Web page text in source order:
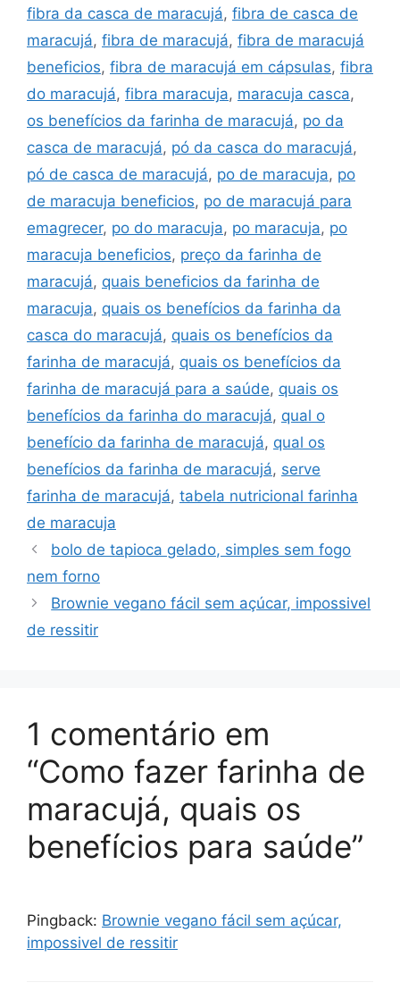
fibra da casca de maracujá, fibra de casca de
maracujá, fibra de maracujá, fibra de maracujá
beneficios, fibra de maracujá em cápsulas, fibra
do maracujá, fibra maracuja, maracuja casca,
os benefícios da farinha de maracujá, po da
casca de maracujá, pó da casca do maracujá,
pó de casca de maracujá, po de maracuja, po
de maracuja beneficios, po de maracujá para
emagrecer, po do maracuja, po maracuja, po
maracuja beneficios, preço da farinha de
maracujá, quais beneficios da farinha de
maracuja, quais os benefícios da farinha da
casca do maracujá, quais os benefícios da
farinha de maracujá, quais os benefícios da
farinha de maracujá para a saúde, quais os
benefícios da farinha do maracujá, qual o
benefício da farinha de maracujá, qual os
benefícios da farinha de maracujá, serve
farinha de maracujá, tabela nutricional farinha
de maracuja
bolo de tapioca gelado, simples sem fogo
nem forno
Brownie vegano fácil sem açúcar, impossivel
de ressitir
1 comentário em
“Como fazer farinha de
maracujá, quais os
benefícios para saúde”
Pingback: Brownie vegano fácil sem açúcar,
impossivel de ressitir